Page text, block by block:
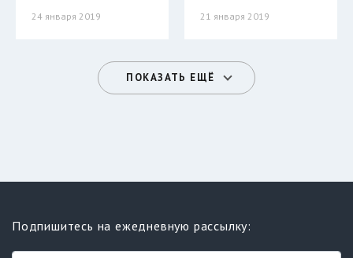
24 января 2019 21 января 2019
ПОКАЗАТЬ ЕЩЁ
Подпишитесь на ежедневную рассылку: